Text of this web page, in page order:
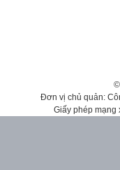
Đơn vị chủ quản:
Giấy phép mạng